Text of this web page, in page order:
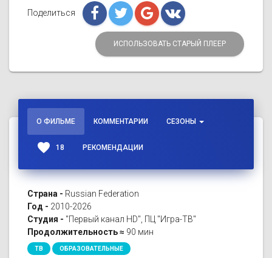
Поделиться
ИСПОЛЬЗОВАТЬ СТАРЫЙ ПЛЕЕР
О ФИЛЬМЕ КОММЕНТАРИИ СЕЗОНЫ
favorite 18 РЕКОМЕНДАЦИИ
Страна - Russian Federation
Год - 2010-2026
Студия - "Первый канал HD", ПЦ "Игра-ТВ"
Продолжительность ≈ 90 мин
ТВ ОБРАЗОВАТЕЛЬНЫЕ